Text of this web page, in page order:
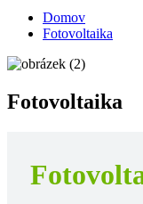
Domov
Fotovoltaika
Fotovoltaika